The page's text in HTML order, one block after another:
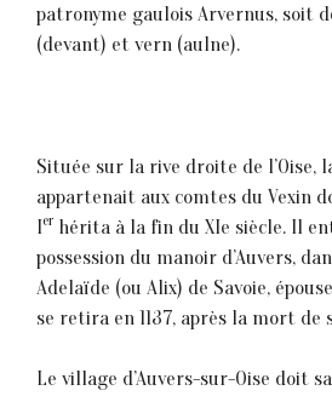
patronyme gaulois Arvernus, soit
(devant) et vern (aulne).
Située sur la rive droite de l’Oise,
appartenait aux comtes du Vexin
Ierhérita à la fin du XIe siècle. Il
possession du manoir d’Auvers,
Adelaïde (ou Alix) de Savoie,
se retira en 1137, après la mort de
Le village d’Auvers-sur-Oise doit